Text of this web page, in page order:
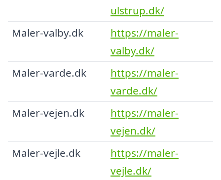
ulstrup.dk/
Maler-valby.dk
https://maler-
valby.dk/
Maler-varde.dk
https://maler-
varde.dk/
Maler-vejen.dk
https://maler-
vejen.dk/
Maler-vejle.dk
https://maler-
vejle.dk/